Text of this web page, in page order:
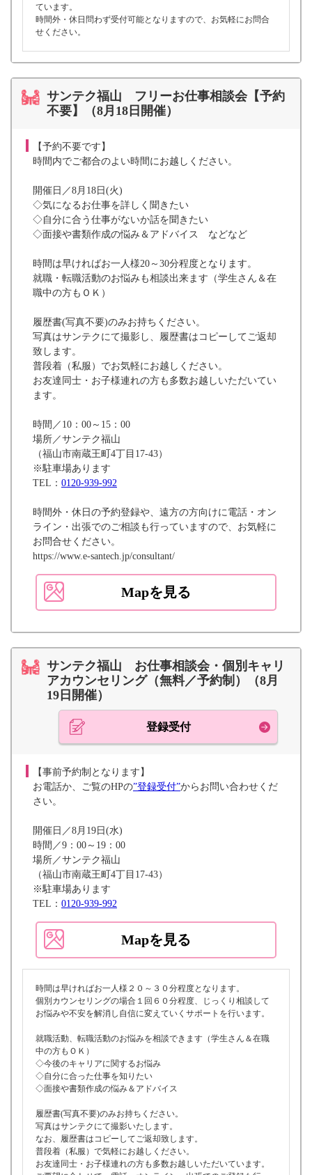
ています。
時間外・休日問わず受付可能となりますので、お気軽にお問合
せください。
サンテク福山 フリーお仕事相談会【予約
不要】（8月18日開催）
【予約不要です】
時間内でご都合のよい時間にお越しください。
開催日／8月18日(火)
◇気になるお仕事を詳しく聞きたい
◇自分に合う仕事がないか話を聞きたい
◇面接や書類作成の悩み＆アドバイス などなど
時間は早ければお一人様20～30分程度となります。
就職・転職活動のお悩みも相談出来ます（学生さん＆在
職中の方もＯＫ）
履歴書(写真不要)のみお持ちください。
写真はサンテクにて撮影し、履歴書はコピーしてご返却
致します。
普段着（私服）でお気軽にお越しください。
お友達同士・お子様連れの方も多数お越しいただいてい
ます。
時間／10：00～15：00
場所／サンテク福山
（福山市南蔵王町4丁目17-43）
※駐車場あります
TEL： 0120-939-992
時間外・休日の予約登録や、遠方の方向けに電話・オン
ライン・出張でのご相談も行っていますので、お気軽に
お問合せください。
https://www.e-santech.jp/consultant/
Mapを見る
サンテク福山 お仕事相談会・個別キャリ
アカウンセリング（無料／予約制）（8月
19日開催）
登録受付
【事前予約制となります】
お電話か、ご覧のHPの”登録受付”からお問い合わせくだ
さい。
開催日／8月19日(水)
時間／9：00～19：00
場所／サンテク福山
（福山市南蔵王町4丁目17-43）
※駐車場あります
TEL： 0120-939-992
Mapを見る
時間は早ければお一人様２０～３０分程度となります。
個別カウンセリングの場合１回６０分程度、じっくり相談して
お悩みや不安を解消し自信に変えていくサポートを行います。
就職活動、転職活動のお悩みを相談できます（学生さん＆在職
中の方もＯＫ）
◇今後のキャリアに関するお悩み
◇自分に合った仕事を知りたい
◇面接や書類作成の悩み＆アドバイス
履歴書(写真不要)のみお持ちください。
写真はサンテクにて撮影いたします。
なお、履歴書はコピーしてご返却致します。
普段着（私服）で気軽にお越しください。
お友達同士・お子様連れの方も多数お越しいただいています。